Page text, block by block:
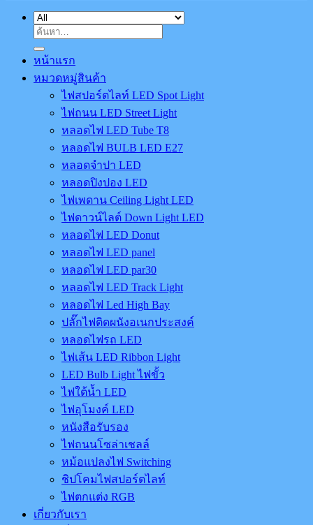
ค้นหา:
หน้าแรก
หมวดหมู่สินค้า
ไฟสปอร์ตไลท์ LED Spot Light
ไฟถนน LED Street Light
หลอดไฟ LED Tube T8
หลอดไฟ BULB LED E27
หลอดจำปา LED
หลอดปิงปอง LED
ไฟเพดาน Ceiling Light LED
ไฟดาวน์ไลต์ Down Light LED
หลอดไฟ LED Donut
หลอดไฟ LED panel
หลอดไฟ LED par30
หลอดไฟ LED Track Light
หลอดไฟ Led High Bay
ปลั๊กไฟติดผนังอเนกประสงค์
หลอดไฟรถ LED
ไฟเส้น LED Ribbon Light
LED Bulb Light ไฟขั้ว
ไฟใต้น้ำ LED
ไฟอุโมงค์ LED
หนังสือรับรอง
ไฟถนนโซล่าเชลล์
หม้อแปลงไฟ Switching
ชิปโคมไฟสปอร์ตไลท์
ไฟตกแต่ง RGB
เกี่ยวกับเรา